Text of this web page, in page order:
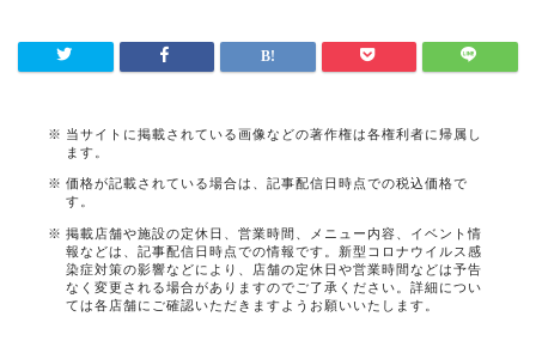
当サイトに掲載されている画像などの著作権は各権利者に帰属し
ます。
価格が記載されている場合は、記事配信日時点での税込価格で
す。
掲載店舗や施設の定休日、営業時間、メニュー内容、イベント情
報などは、記事配信日時点での情報です。新型コロナウイルス感
染症対策の影響などにより、店舗の定休日や営業時間などは予告
なく変更される場合がありますのでご了承ください。詳細につい
ては各店舗にご確認いただきますようお願いいたします。